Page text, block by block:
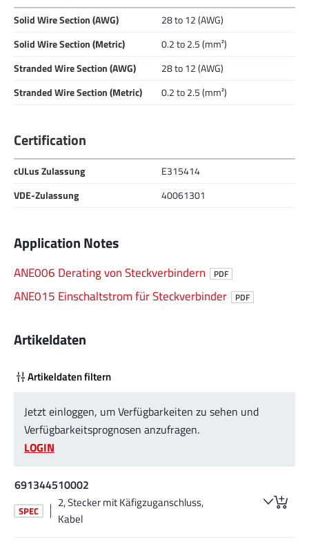
Solid Wire Section (AWG)
28 to 12 (AWG)
Solid Wire Section (Metric)
0.2 to 2.5 (mm²)
Stranded Wire Section (AWG)
28 to 12 (AWG)
Stranded Wire Section (Metric)
0.2 to 2.5 (mm²)
Certification
cULus Zulassung
E315414
VDE-Zulassung
40061301
Application Notes
ANE006 Derating von Steckverbindern PDF
ANE015 Einschaltstrom für Steckverbinder PDF
Artikeldaten
Artikeldaten filtern
Jetzt einloggen, um Verfügbarkeiten zu sehen und
Verfügbarkeitsprognosen anzufragen.
LOGIN
691344510002
SPEC
2, Stecker mit Käfigzuganschluss,
Kabel